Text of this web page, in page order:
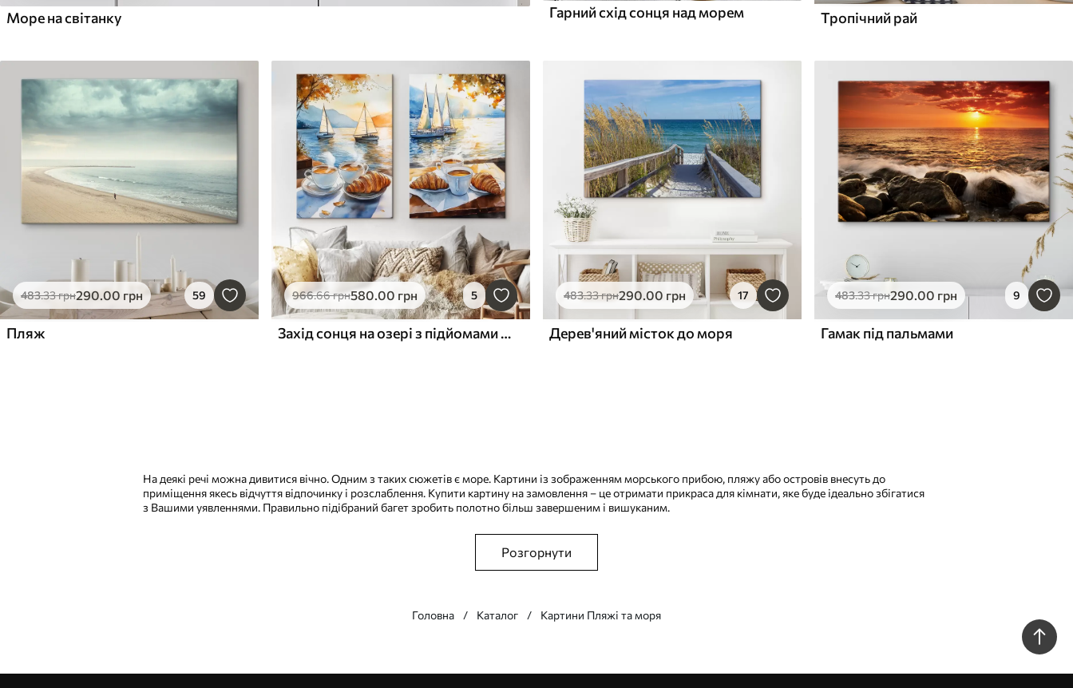
Море на світанку Гарний схід сонця над морем Тропічний рай
483.33грн290.00 грн 59
Пляж
966.66грн580.00 грн 5
Захід сонця на озері з підйомами кави, вітрильники, природа, подорожі
483.33грн290.00 грн 17
Дерев'яний місток до моря
483.33грн290.00 грн 9
Гамак під пальмами
На деякі речі можна дивитися вічно. Одним з таких сюжетів є море. Картини із зображенням морського прибою, пляжу або островів внесуть до
приміщення якесь відчуття відпочинку і розслаблення. Купити картину на замовлення – це отримати прикраса для кімнати, яке буде ідеально збігатися
з Вашими уявленнями. Правильно підібраний багет зробить полотно більш завершеним і вишуканим.
Розгорнути
Головна Каталог Картини Пляжі та моря